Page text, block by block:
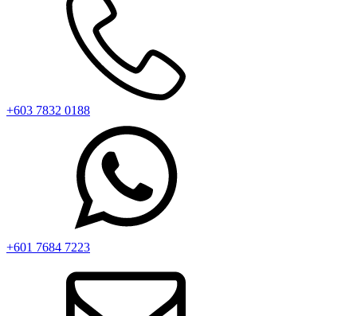
+603 7832 0188
+601 7684 7223